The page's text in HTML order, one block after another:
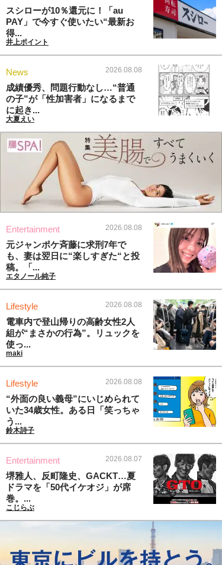
スシローが10％還元に！「au
PAY」で今すぐ使いたい“最新お
得...
井上ポイント
News 2026.08.08
成績優秀、問題行動なし…“普通
の子”が「性加害者」になるまで
に起き...
大夏えい
Entertainment 2026.08.08
元ジャンポケ斉藤に求刑7年で
も、妻は翌日に“楽しすぎた“と投
稿。「...
エタノール純子
Lifestyle 2026.08.08
電車内で登山帰りの高齢女性2人
組が“まさかの行為”。リュックを
使っ...
maki
Lifestyle 2026.08.08
“外面の良い義母”にいじめられて
いた34歳女性。ある日「笑っちゃ
う...
鈴木詩子
Entertainment 2026.08.07
堺雅人、反町隆史、GACKT…夏
ドラマを「50代イケオジ」が席
巻。...
こじらぶ